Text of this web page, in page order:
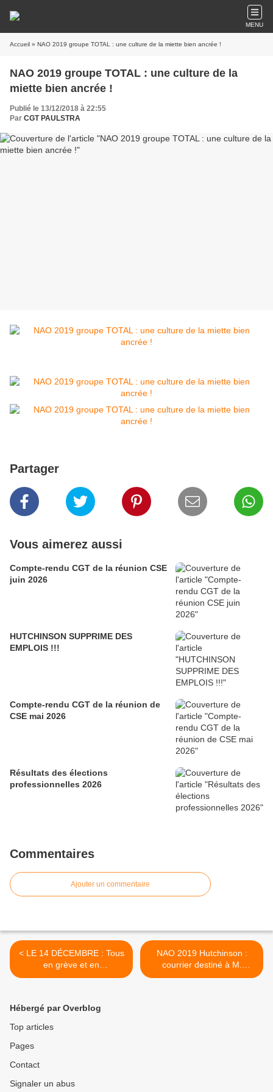
MENU
Accueil » NAO 2019 groupe TOTAL : une culture de la miette bien ancrée !
NAO 2019 groupe TOTAL : une culture de la
miette bien ancrée !
Publié le 13/12/2018 à 22:55
Par CGT PAULSTRA
Partager
Vous aimerez aussi
Compte-rendu CGT de la réunion CSE
juin 2026
HUTCHINSON SUPPRIME DES
EMPLOIS !!!
Compte-rendu CGT de la réunion de
CSE mai 2026
Résultats des élections
professionnelles 2026
Commentaires
Ajouter un commentaire
< LE 14 DÉCEMBRE : Tous
en grève et en
manifestation, pour vivre et
NAO 2019 Hutchinson :
courrier destiné à M.
Maigné (PDG groupe
Hébergé par Overblog
Top articles
Pages
Contact
Signaler un abus